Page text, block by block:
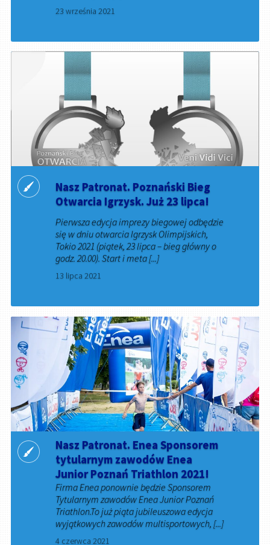
23 września 2021
Nasz Patronat. Poznański Bieg
Otwarcia Igrzysk. Już 23 lipca!
Pierwsza edycja imprezy biegowej odbędzie
się w dniu otwarcia Igrzysk Olimpijskich,
Tokio 2021 (piątek, 23 lipca – bieg główny o
godz. 20.00). Start i meta [...]
13 lipca 2021
Nasz Patronat. Enea Sponsorem
tytularnym zawodów Enea
Junior Poznań Triathlon 2021!
Firma Enea ponownie będzie Sponsorem
Tytularnym zawodów Enea Junior Poznań
Triathlon.To już piąta jubileuszowa edycja
wyjątkowych zawodów multisportowych, [...]
4 czerwca 2021